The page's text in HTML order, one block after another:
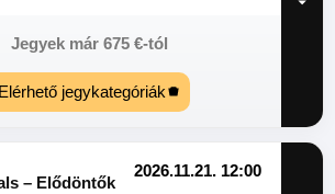
Jegyek már 675 €-tól
Elérhető jegykategóriák
– Elődöntők
2026.11.21. 12:00